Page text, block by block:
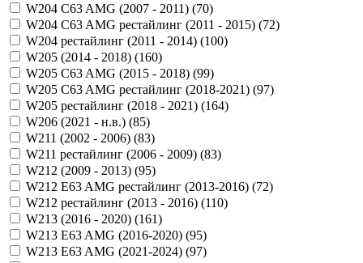
W204 C63 AMG (2007 - 2011) (70)
W204 C63 AMG рестайлинг (2011 - 2015) (72)
W204 рестайлинг (2011 - 2014) (100)
W205 (2014 - 2018) (160)
W205 C63 AMG (2015 - 2018) (99)
W205 C63 AMG рестайлинг (2018-2021) (97)
W205 рестайлинг (2018 - 2021) (164)
W206 (2021 - н.в.) (85)
W211 (2002 - 2006) (83)
W211 рестайлинг (2006 - 2009) (83)
W212 (2009 - 2013) (95)
W212 E63 AMG рестайлинг (2013-2016) (72)
W212 рестайлинг (2013 - 2016) (110)
W213 (2016 - 2020) (161)
W213 E63 AMG (2016-2020) (95)
W213 E63 AMG (2021-2024) (97)